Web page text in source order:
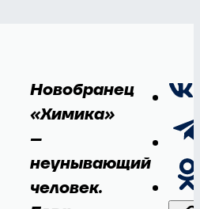
Новобранец
«Химика»
–
неунывающий
человек.